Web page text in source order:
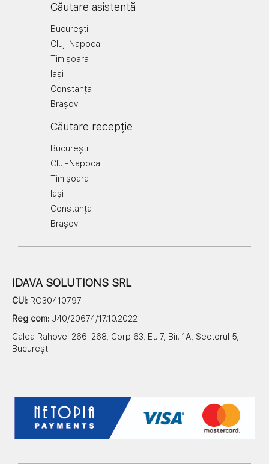
Căutare asistentă
București
Cluj-Napoca
Timișoara
Iași
Constanța
Brașov
Căutare recepție
București
Cluj-Napoca
Timișoara
Iași
Constanța
Brașov
IDAVA SOLUTIONS SRL
CUI: RO30410797
Reg com: J40/20674/17.10.2022
Calea Rahovei 266-268, Corp 63, Et. 7, Bir. 1A, Sectorul 5,
București